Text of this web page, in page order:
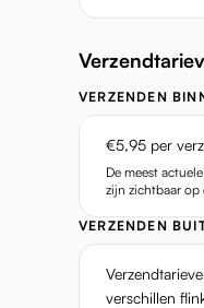
VERZENDEN
€5,95 per
De meest
zijn zichtbaar op
VERZENDEN
verschillen